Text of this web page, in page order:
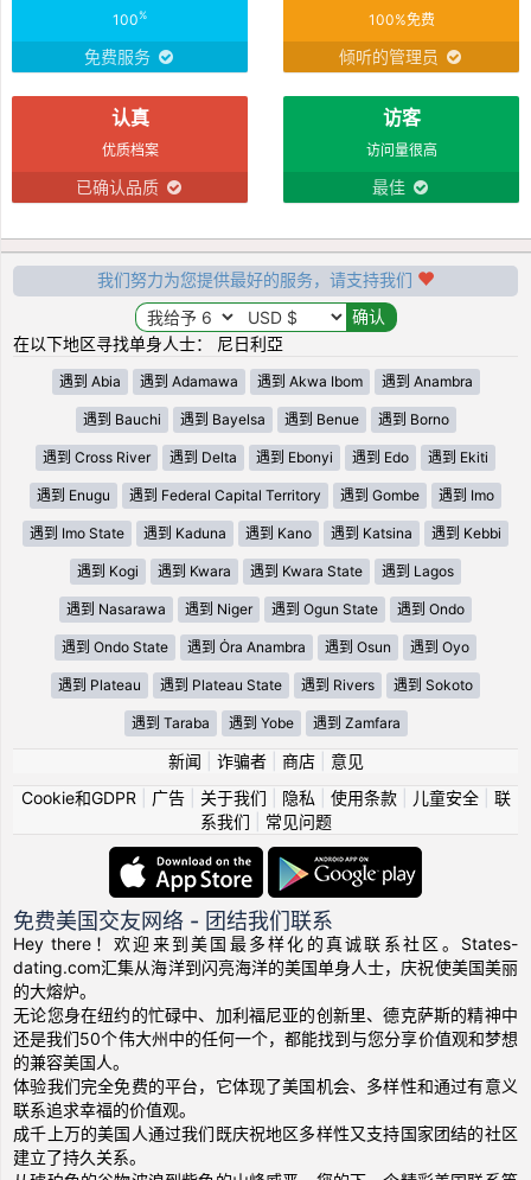
100%
免费服务
100%免费
倾听的管理员
认真
优质档案
已确认品质
访客
访问量很高
最佳
我们努力为您提供最好的服务，请支持我们
在以下地区寻找单身人士： 尼日利亞
遇到 Abia 遇到 Adamawa 遇到 Akwa Ibom 遇到 Anambra
遇到 Bauchi 遇到 Bayelsa 遇到 Benue 遇到 Borno
遇到 Cross River 遇到 Delta 遇到 Ebonyi 遇到 Edo 遇到 Ekiti
遇到 Enugu 遇到 Federal Capital Territory 遇到 Gombe 遇到 Imo
遇到 Imo State 遇到 Kaduna 遇到 Kano 遇到 Katsina 遇到 Kebbi
遇到 Kogi 遇到 Kwara 遇到 Kwara State 遇到 Lagos
遇到 Nasarawa 遇到 Niger 遇到 Ogun State 遇到 Ondo
遇到 Ondo State 遇到 Ȯra Anambra 遇到 Osun 遇到 Oyo
遇到 Plateau 遇到 Plateau State 遇到 Rivers 遇到 Sokoto
遇到 Taraba 遇到 Yobe 遇到 Zamfara
新闻 诈骗者| 商店| 意见
Cookie和GDPR
广告| 关于我们 隐私 使用条款| 儿童安全| 联
系我们
常见问题
免费美国交友网络 - 团结我们联系
Hey there！欢迎来到美国最多样化的真诚联系社区。States-
dating.com汇集从海洋到闪亮海洋的美国单身人士，庆祝使美国美丽
的大熔炉。
无论您身在纽约的忙碌中、加利福尼亚的创新里、德克萨斯的精神中
还是我们50个伟大州中的任何一个，都能找到与您分享价值观和梦想
的兼容美国人。
体验我们完全免费的平台，它体现了美国机会、多样性和通过有意义
联系追求幸福的价值观。
成千上万的美国人通过我们既庆祝地区多样性又支持国家团结的社区
建立了持久关系。